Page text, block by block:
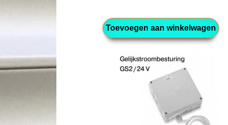
Toevoegen aan winkelwagen